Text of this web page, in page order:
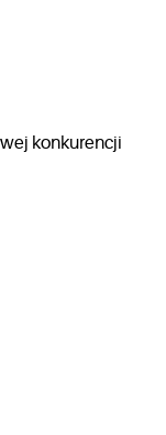
konkurencji